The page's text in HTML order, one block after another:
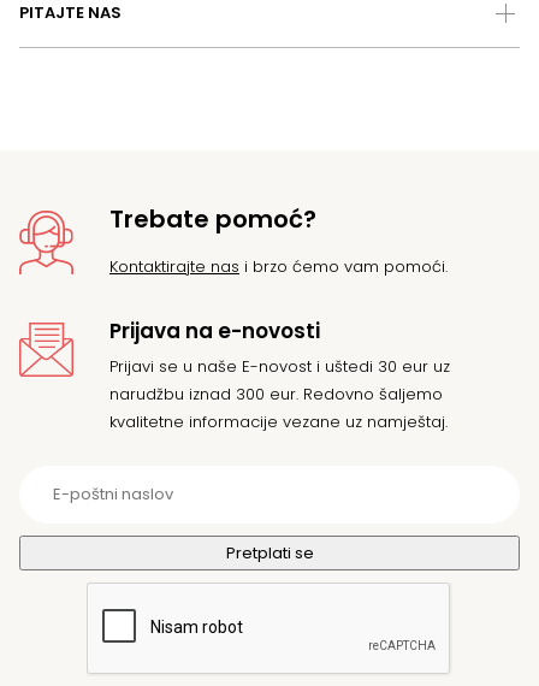
PITAJTE NAS
Trebate pomoć?
Kontaktirajte nas i brzo ćemo vam pomoći.
Prijava na e-novosti
Prijavi se u naše E-novost i uštedi 30 eur uz
narudžbu iznad 300 eur. Redovno šaljemo
kvalitetne informacije vezane uz namještaj.